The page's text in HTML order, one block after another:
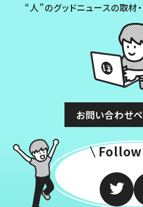
“人”のグッドニュースの取材
お問い合わせ